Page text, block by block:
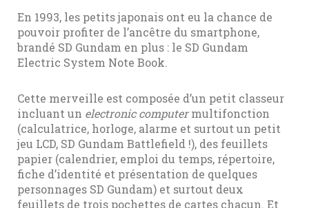
En 1993, les petits japonais ont eu la chance de
pouvoir profiter de l’ancêtre du smartphone,
brandé SD Gundam en plus : le SD Gundam
Electric System Note Book.
Cette merveille est composée d’un petit classeur
incluant un electronic computermultifonction
(calculatrice, horloge, alarme et surtout un petit
jeu LCD, SD Gundam Battlefield !), des feuillets
papier (calendrier, emploi du temps, répertoire,
fiche d’identité et présentation de quelques
personnages SD Gundam) et surtout deux
feuillets de trois pochettes de cartes chacun. Et